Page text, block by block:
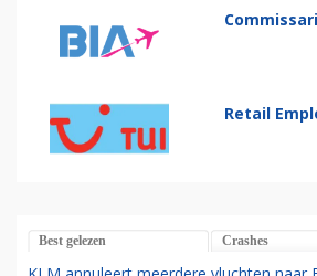
Retail
Best gelezen Crashes